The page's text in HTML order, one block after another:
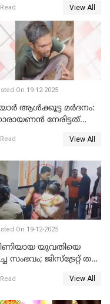
സംഘമെന്ന് വിവരം
View All
On 19-12-2025
ആൾക്കൂട്ട മർദനം:
നേരിട്ടത്
View All
On 19-12-2025
യുവതിയെ
സംഭവം; ജിസ്‌ട്രേറ്റ് തല
View All